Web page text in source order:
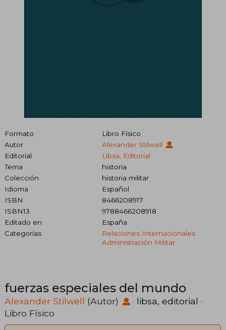
Formato
Libro Físico
Autor
Alexander Stilwell
Editorial
Libsa, Editorial
Tema
historia
Colección
historia militar
Idioma
Español
ISBN
8466208917
ISBN13
9788466208918
Editado en
España
Categorías
Relaciones Internacionales
Administración Militar
fuerzas especiales del mundo
Alexander Stilwell (Autor) · libsa, editorial ·
Libro Físico